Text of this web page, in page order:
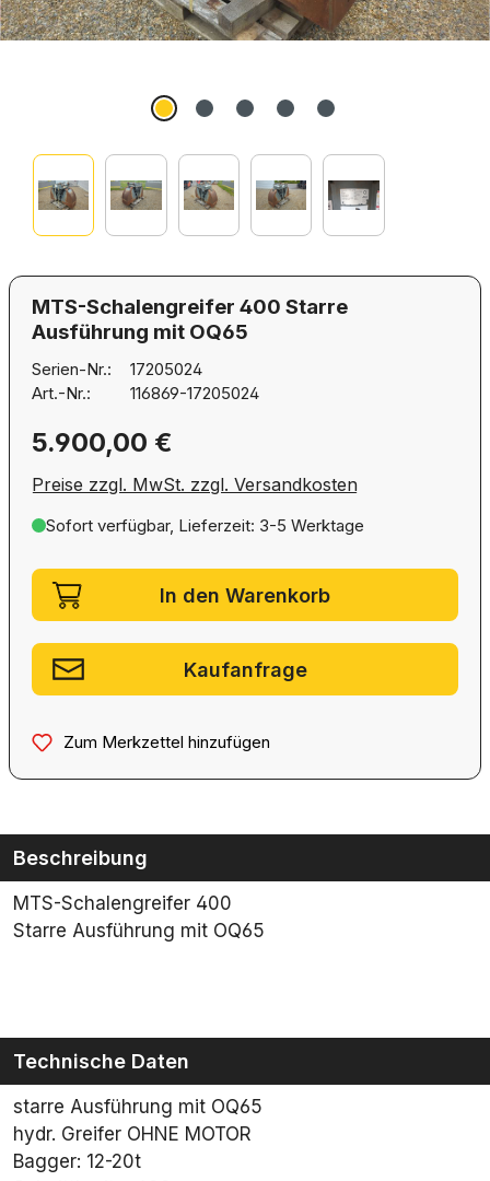
MTS-Schalengreifer 400 Starre
Ausführung mit OQ65
Serien-Nr.:
17205024
Art.-Nr.:
116869-17205024
Regulärer Preis:
5.900,00 €
Preise zzgl. MwSt. zzgl. Versandkosten
Sofort verfügbar, Lieferzeit: 3-5 Werktage
Artikel Anzahl: Gib den gewünschten
In den Warenkorb
Kaufanfrage
Zum Merkzettel hinzufügen
Beschreibung
MTS-Schalengreifer 400
Starre Ausführung mit OQ65
Technische Daten
starre Ausführung mit OQ65
hydr. Greifer OHNE MOTOR
Bagger: 12-20t